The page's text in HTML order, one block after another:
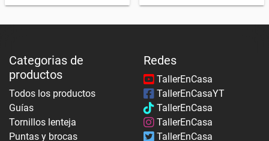
Categorias de
productos
Todos los productos
Guías
Tornillos lenteja
Puntas y brocas
Redes
TallerEnCasa
TallerEnCasaYT
TallerEnCasa
TallerEnCasa
TallerEnCasa